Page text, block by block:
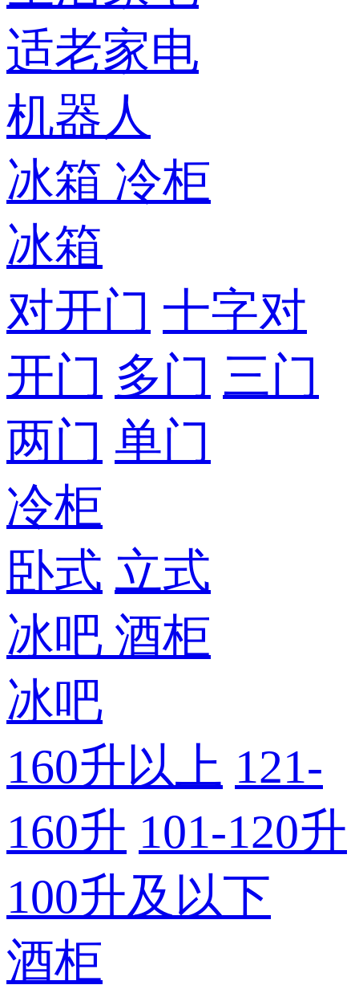
适老家电
机器人
冰箱 冷柜
冰箱
对开门 十字对
开门 多门 三门
两门 单门
冷柜
卧式 立式
冰吧 酒柜
冰吧
160升以上 121-
160升 101-120升
100升及以下
酒柜